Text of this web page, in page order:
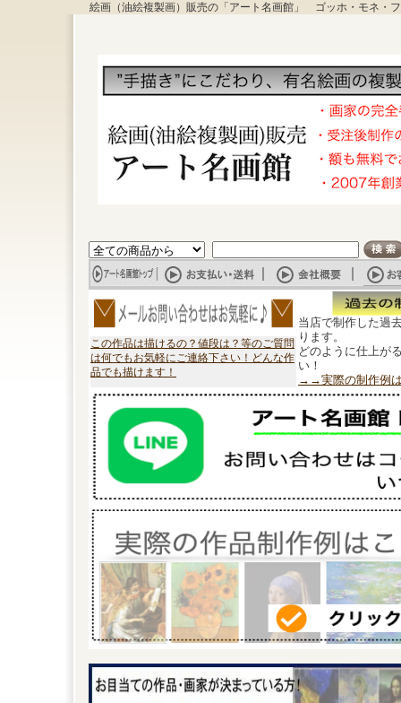
絵画（油絵複製画）販売の「アート名画館」 ゴッホ・モネ・
この作品は描けるの？値段は？等のご質問
は何でもお気軽にご連絡下さい！どんな作
品でも描けます！
当店で制作した過
ります。
どのように仕上が
い！
→→実際の制作例